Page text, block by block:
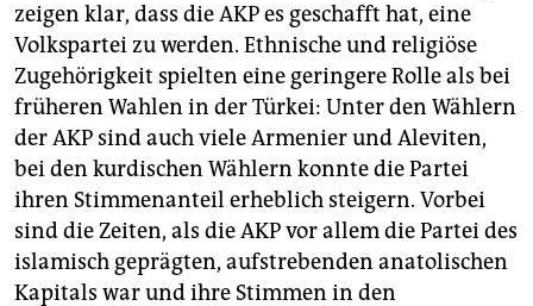
zeigen klar, dass die AKP es geschafft hat, eine
Volkspartei zu werden. Ethnische und religiöse
Zugehörigkeit spielten eine geringere Rolle als bei
früheren Wahlen in der Türkei: Unter den Wählern
der AKP sind auch viele Armenier und Aleviten,
bei den kurdischen Wählern konnte die Partei
ihren Stimmenanteil erheblich steigern. Vorbei
sind die Zeiten, als die AKP vor allem die Partei des
islamisch geprägten, aufstrebenden anatolischen
Kapitals war und ihre Stimmen in den